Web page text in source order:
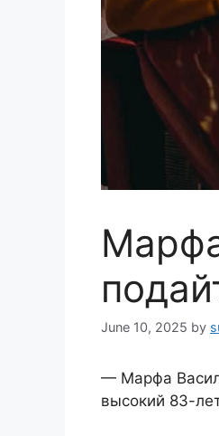
June 10, 2025 by
— Марфа
высокий 83-